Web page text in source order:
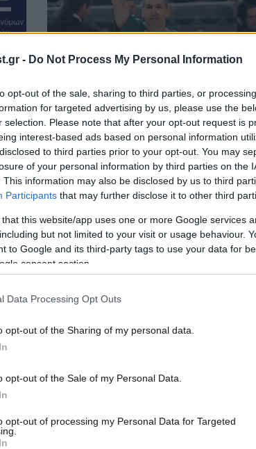
- Do Not Process My Personal Information
opt-out of the sale, sharing to third parties, or
for targeted advertising by us, please use the
selection. Please note that after your opt-out request is
interest-based ads based on personal information
to third parties prior to your opt-out. You may
of your personal information by third parties on the
This information may also be disclosed by us to third
Participants that may further disclose it to other third
that this website/app uses one or more Google services
but not limited to your visit or usage behaviour.
to Google and its third-party tags to use your data for
consent section.
Data Processing Opt Outs
opt-out of the Sharing of my personal data.
opt-out of the Sale of my Personal Data.
opt-out of processing my Personal Data for Targeted
Ο ΕΣΑΚΕ τιμά τον Διαμαντίδη
09·10·2015 22:00
έπαιξαν… «MAN-ΤΟ-MAN»